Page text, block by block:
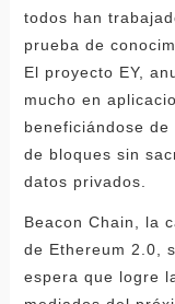
todos han
prueba de
El proyecto EY,
mucho en
beneficiándose
de bloques sin
datos privados.
Beacon Chain, la
de Ethereum 2.0,
espera que logre